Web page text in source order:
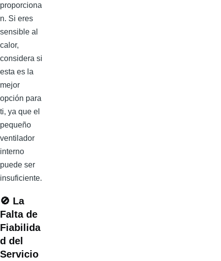
proporciona
n. Si eres
sensible al
calor,
considera si
esta es la
mejor
opción para
ti, ya que el
pequeño
ventilador
interno
puede ser
insuficiente.
🚫 La
Falta de
Fiabilida
d del
Servicio